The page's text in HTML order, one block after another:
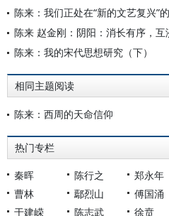
陈来：我们正处在“新的文艺复兴”
陈来 赵金刚：阴阳：消长有序，互
陈来：我的宋代思想研究（下）
相同主题阅读
陈来：西周的天命信仰
热门专栏
秦晖 陈行之 郑永年
曹林
鄢烈山 傅国涌
于建嵘
陈志武 徐贲